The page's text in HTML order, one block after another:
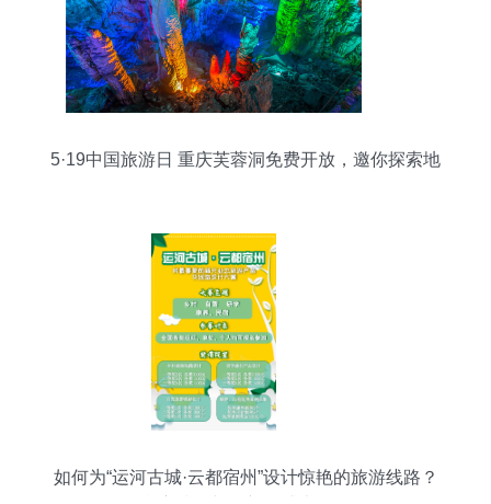
5·19中国旅游日 重庆芙蓉洞免费开放，邀你探索地
如何为“运河古城·云都宿州”设计惊艳的旅游线路？